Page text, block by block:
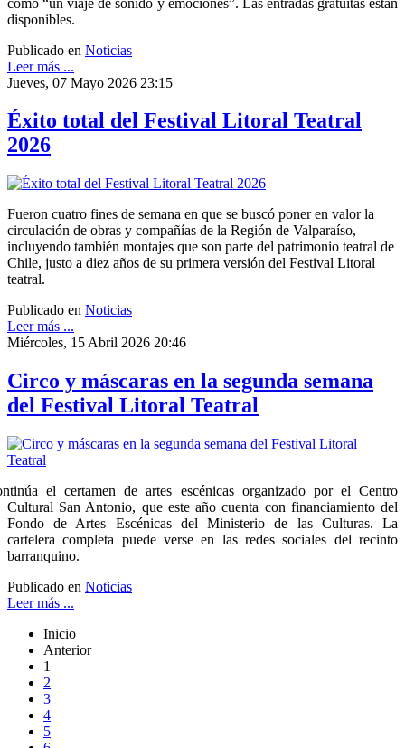
disponibles.
Publicado en Noticias
Leer más ...
Jueves, 07 Mayo 2026 23:15
Éxito total del Festival Litoral Teatral
2026
Fueron cuatro fines de semana en que se buscó poner en valor la
circulación de obras y compañías de la Región de Valparaíso,
incluyendo también montajes que son parte del patrimonio teatral de
Chile, justo a diez años de su primera versión del Festival Litoral
teatral.
Publicado en Noticias
Leer más ...
Miércoles, 15 Abril 2026 20:46
Circo y máscaras en la segunda semana
del Festival Litoral Teatral
el certamen de artes escénicas organizado por el Centro
Cultural San Antonio, que este año cuenta con financiamiento del
Fondo de Artes Escénicas del Ministerio de las Culturas. La
cartelera completa puede verse en las redes sociales del recinto
barranquino.
Publicado en Noticias
Leer más ...
Inicio
Anterior
1
2
3
4
5